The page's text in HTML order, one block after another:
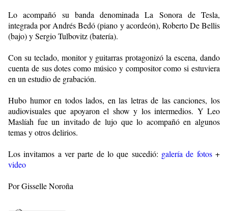
Lo acompañó su banda denominada La Sonora de Tesla,
integrada por Andrés Bedó (piano y acordeón), Roberto De Bellis
(bajo) y Sergio Tulbovitz (batería).
Con su teclado, monitor y guitarras protagonizó la escena, dando
cuenta de sus dotes como músico y compositor como si estuviera
en un estudio de grabación.
Hubo humor en todos lados, en las letras de las canciones, los
audiovisuales que apoyaron el show y los intermedios. Y Leo
Maslíah fue un invitado de lujo que lo acompañó en algunos
temas y otros delirios.
Los invitamos a ver parte de lo que sucedió: galería de fotos+
video
Por Gisselle Noroña